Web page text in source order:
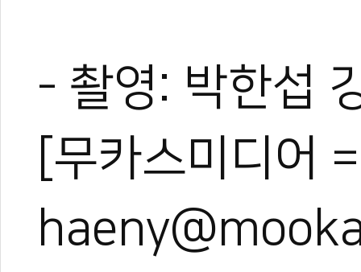
- 촬영: 박한섭
[무카스미디어